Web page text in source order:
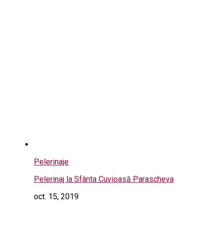
Pelerinaje
Pelerinaj la Sfânta Cuvioasă Parascheva
oct. 15, 2019